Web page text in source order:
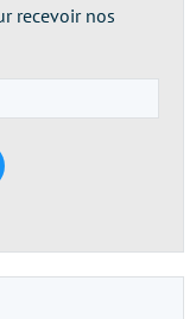
recevoir nos